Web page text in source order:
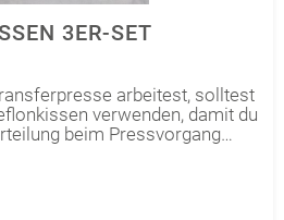
3ER-SET
arbeitest, solltest
verwenden, damit du
beim Pressvorgang
werden mit den